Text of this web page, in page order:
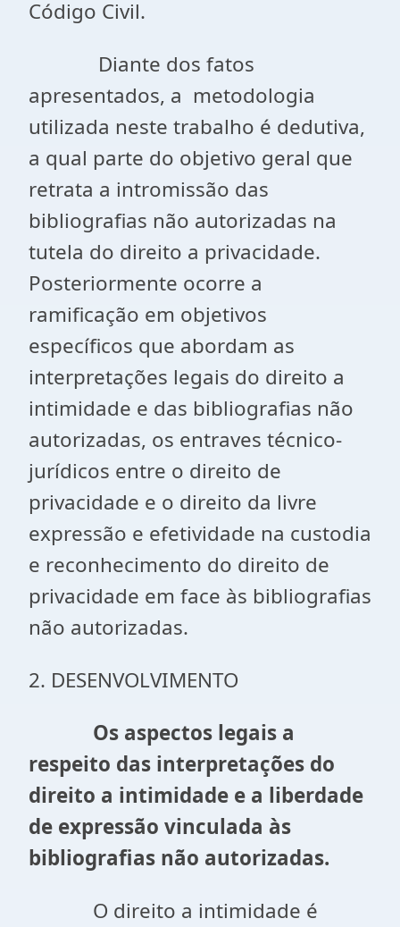
Código Civil.
Diante dos fatos
apresentados, a metodologia
utilizada neste trabalho é dedutiva,
a qual parte do objetivo geral que
retrata a intromissão das
bibliografias não autorizadas na
tutela do direito a privacidade.
Posteriormente ocorre a
ramificação em objetivos
específicos que abordam as
interpretações legais do direito a
intimidade e das bibliografias não
autorizadas, os entraves técnico-
jurídicos entre o direito de
privacidade e o direito da livre
expressão e efetividade na custodia
e reconhecimento do direito de
privacidade em face às bibliografias
não autorizadas.
2. DESENVOLVIMENTO
Os aspectos legais a
respeito das interpretações do
direito a intimidade e a liberdade
de expressão vinculada às
bibliografias não autorizadas.
O direito a intimidade é